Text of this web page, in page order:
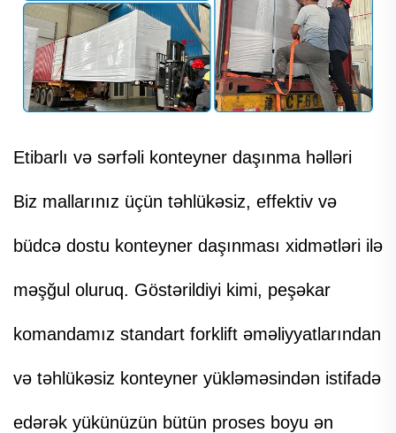
Etibarlı və sərfəli konteyner daşınma həlləri
Biz mallarınız üçün təhlükəsiz, effektiv və
büdcə dostu konteyner daşınması xidmətləri ilə
məşğul oluruq. Göstərildiyi kimi, peşəkar
komandamız standart forklift əməliyyatlarından
və təhlükəsiz konteyner yükləməsindən istifadə
edərək yükünüzün bütün proses boyu ən